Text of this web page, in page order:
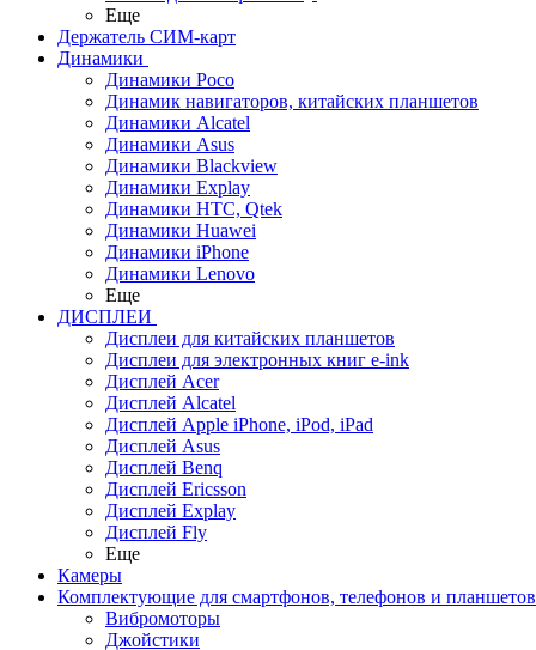
Еще
Держатель СИМ-карт
Динамики
Динамики Poco
Динамик навигаторов, китайских планшетов
Динамики Alcatel
Динамики Asus
Динамики Blackview
Динамики Explay
Динамики HTC, Qtek
Динамики Huawei
Динамики iPhone
Динамики Lenovo
Еще
ДИСПЛЕИ
Дисплеи для китайских планшетов
Дисплеи для электронных книг e-ink
Дисплей Acer
Дисплей Alcatel
Дисплей Apple iPhone, iPod, iPad
Дисплей Asus
Дисплей Benq
Дисплей Ericsson
Дисплей Explay
Дисплей Fly
Еще
Камеры
Комплектующие для смартфонов, телефонов и планшетов
Вибромоторы
Джойстики